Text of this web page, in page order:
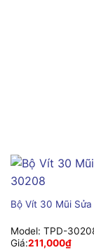
Bộ Vít 30 Mũi
Model: TPD-
Giá:211,000₫